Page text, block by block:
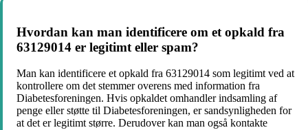
Hvordan kan man identificere om et opkald fra
63129014 er legitimt eller spam?
Man kan identificere et opkald fra 63129014 som legitimt ved at
kontrollere om det stemmer overens med information fra
Diabetesforeningen. Hvis opkaldet omhandler indsamling af
penge eller støtte til Diabetesforeningen, er sandsynligheden for
at det er legitimt større. Derudover kan man også kontakte